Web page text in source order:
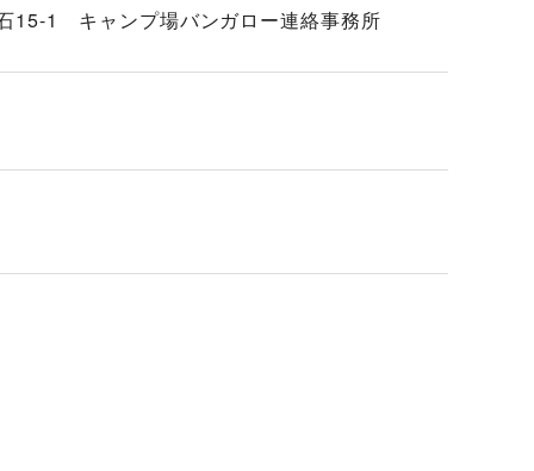
15-1 キャンプ場バンガロー連絡事務所